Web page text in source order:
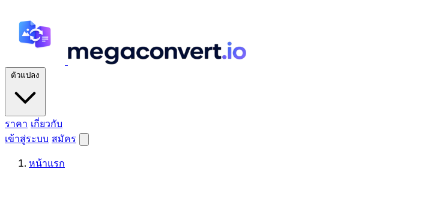
ตัวแปลง
ราคา เกี่ยวกับ
เข้าสู่ระบบ สมัคร
หน้าแรก